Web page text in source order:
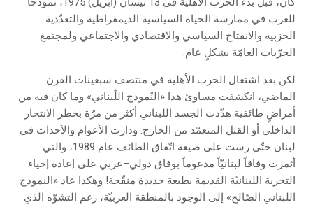
للعرب في ممارسة الحياة السياسية الديمقراطية والتعدّدية
الحزبية والانفتاح السياسي والاقتصادي والاجتماعي ولمجتمع
الحرّيات العامّة بشكلٍ عام.
لكن بعد اشتعال الحرب الأهلية في منتصف سبعينات القرن
الماضي، انكشفت مساوئ هذا «النّموذج اللّبناني» وما كان فيه من
أمراضٍ طائفية هدّدت الجسد اللبناني أكثر من مرّة بخطر الانتحار
الداخلي أو القتل المتعمّد من الخارج. ودارت الأعوام والأحداث في
لبنان حتّى رست على صيغة اتّفاق الطائف عام 1989، والتي
أثمرت وفاقاً لبنانيّاً مدعوماً بوفاق دولي–عربي على إعادة إحياء
التجربة اللبنانيّة القديمة بطبعة جديدة منقّحة! وهكذا عاد «النموذج
اللبناني الصّالح» إلى الوجود بالمنطقة العربيّة، رغم التشوّه الذي